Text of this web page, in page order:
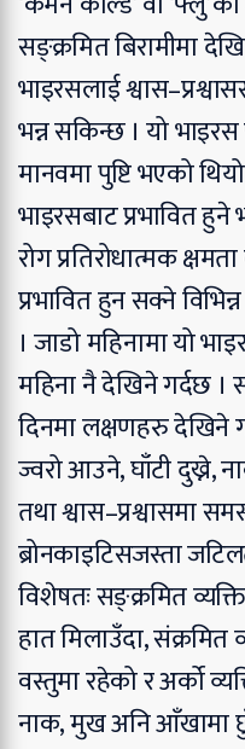
सङ्क्रमित बिरामीमा
भाइरसलाई
भन्न सकिन्छ । यो
मानवमा पुष्टि भएको
भाइरसबाट प्रभावित हुने
रोग प्रतिरोधात्मक
प्रभावित हुन सक्ने
। जाडो महिनामा यो
महिना नै देखिने गर्दछ
दिनमा लक्षणहरु देखिने
ज्वरो आउने, घाँटी दुख्ने,
तथा श्वास–प्रश्वासमा
ब्रोनकाइटिसजस्ता
विशेषतः सङ्क्रमित
हात मिलाउँदा,
वस्तुमा रहेको र अर्को
नाक, मुख अनि आँखामा